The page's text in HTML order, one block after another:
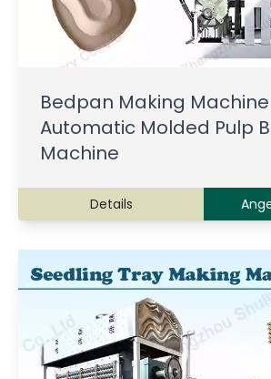
Bedpan Making Machine
Automatic Molded Pulp
Machine
Details